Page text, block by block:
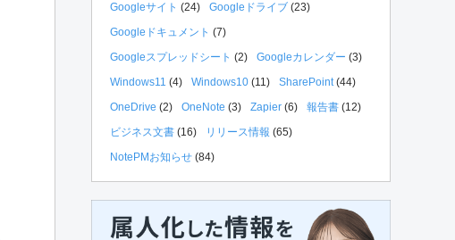
Googleサイト (24) Googleドライブ (23)
Googleドキュメント (7)
Googleスプレッドシート (2) Googleカレンダー (3)
Windows11 (4) Windows10 (11) SharePoint(44)
OneDrive (2) OneNote (3) Zapier (6) 報告書 (12)
ビジネス文書 (16) リリース情報 (65)
NotePMお知らせ (84)